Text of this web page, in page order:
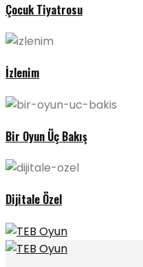
Çocuk Tiyatrosu
İzlenim
Bir Oyun Üç Bakış
Dijitale Özel